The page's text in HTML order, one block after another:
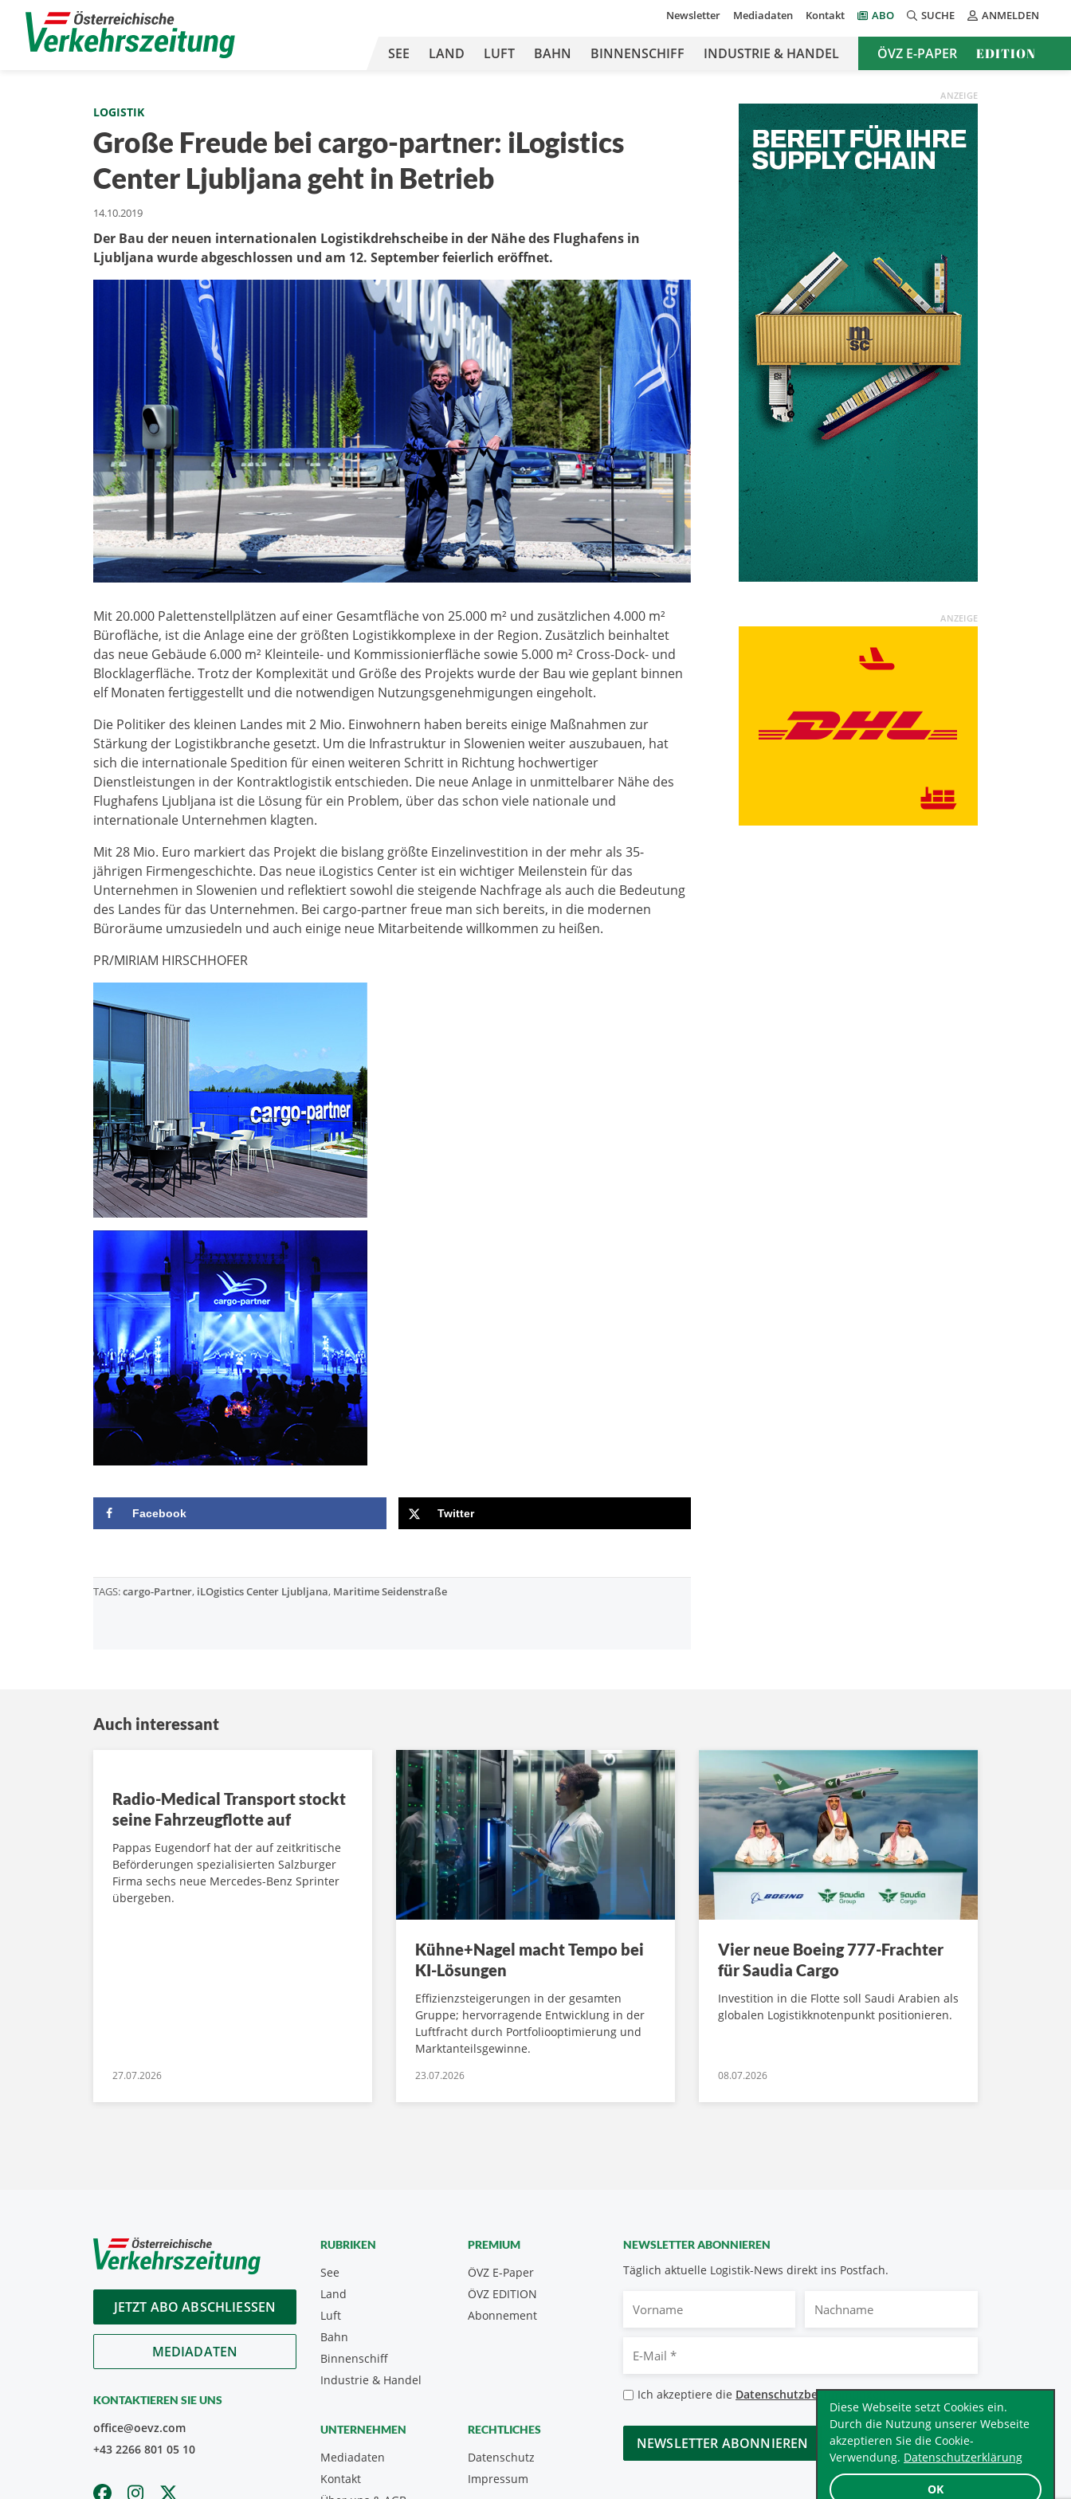
OK
Diese Webseite setzt Cookies ein.
Durch die Nutzung unserer Webseite
akzeptieren Sie die Cookie-
Verwendung. Datenschutzerklärung
Newsletter Mediadaten Kontakt ABO SUCHE ANMELDEN
SEE LAND LUFT BAHN BINNENSCHIFF INDUSTRIE & HANDEL ÖVZ E-PAPER EDITION
LOGISTIK
Große Freude bei cargo-partner: iLogistics
Center Ljubljana geht in Betrieb
14.10.2019
Der Bau der neuen internationalen Logistikdrehscheibe in der Nähe des Flughafens in
Ljubljana wurde abgeschlossen und am 12. September feierlich eröffnet.
Mit 20.000 Palettenstellplätzen auf einer Gesamtfläche von 25.000 m² und zusätzlichen 4.000 m²
Bürofläche, ist die Anlage eine der größten Logistikkomplexe in der Region. Zusätzlich beinhaltet
das neue Gebäude 6.000 m² Kleinteile- und Kommissionierfläche sowie 5.000 m² Cross-Dock- und
Blocklagerfläche. Trotz der Komplexität und Größe des Projekts wurde der Bau wie geplant binnen
elf Monaten fertiggestellt und die notwendigen Nutzungsgenehmigungen eingeholt.
Die Politiker des kleinen Landes mit 2 Mio. Einwohnern haben bereits einige Maßnahmen zur
Stärkung der Logistikbranche gesetzt. Um die Infrastruktur in Slowenien weiter auszubauen, hat
sich die internationale Spedition für einen weiteren Schritt in Richtung hochwertiger
Dienstleistungen in der Kontraktlogistik entschieden. Die neue Anlage in unmittelbarer Nähe des
Flughafens Ljubljana ist die Lösung für ein Problem, über das schon viele nationale und
internationale Unternehmen klagten.
Mit 28 Mio. Euro markiert das Projekt die bislang größte Einzelinvestition in der mehr als 35-
jährigen Firmengeschichte. Das neue iLogistics Center ist ein wichtiger Meilenstein für das
Unternehmen in Slowenien und reflektiert sowohl die steigende Nachfrage als auch die Bedeutung
des Landes für das Unternehmen. Bei cargo-partner freue man sich bereits, in die modernen
Büroräume umzusiedeln und auch einige neue Mitarbeitende willkommen zu heißen.
PR/MIRIAM HIRSCHHOFER
Facebook Twitter
TAGS:cargo-Partner, iLOgistics Center Ljubljana, Maritime Seidenstraße
ANZEIGE
ANZEIGE
Auch interessant
Radio-Medical Transport stockt
seine Fahrzeugflotte auf
Pappas Eugendorf hat der auf zeitkritische
Beförderungen spezialisierten Salzburger
Firma sechs neue Mercedes-Benz Sprinter
übergeben.
27.07.2026
Kühne+Nagel macht Tempo bei
KI-Lösungen
Effizienzsteigerungen in der gesamten
Gruppe; hervorragende Entwicklung in der
Luftfracht durch Portfoliooptimierung und
Marktanteilsgewinne.
23.07.2026
Vier neue Boeing 777-Frachter
für Saudia Cargo
Investition in die Flotte soll Saudi Arabien als
globalen Logistikknotenpunkt positionieren.
08.07.2026
JETZT ABO ABSCHLIESSEN
MEDIADATEN
KONTAKTIEREN SIE UNS
office@oevz.com
+43 2266 801 05 10
NEWSLETTER ABONNIEREN
Täglich aktuelle Logistik-News direkt ins Postfach.
Mail
Datenschutzbestimmungen
Ich akzeptiere die Datenschutzbestimmungen.*
CAPTCHA
RUBRIKEN
See
Land
Luft
Bahn
Binnenschiff
Industrie & Handel
PREMIUM
ÖVZ E-Paper
Abonnement
ÖVZ EDITION
UNTERNEHMEN
Mediadaten
Kontakt
RECHTLICHES
Datenschutz
Impressum